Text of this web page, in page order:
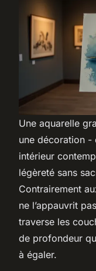
Une aquarelle
une décoration -
intérieur
légèreté sans
Contrairement
ne l’appauvrit
traverse les
de profondeur
à égaler.